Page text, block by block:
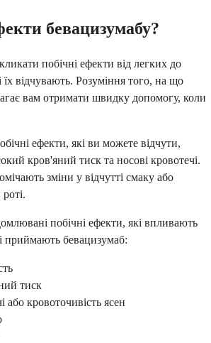
бевацизумабу?
побічні ефекти від легких до
їх відчувають. Розуміння того, на що
вам отримати швидку допомогу, коли
ефекти, які ви можете відчути,
кров'яний тиск та носові кровотечі.
зміни у відчутті смаку або
побічні ефекти, які впливають
приймають бевацизумаб:
тиск
або кровоточивість ясен